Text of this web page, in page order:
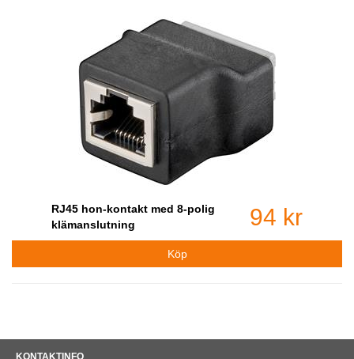
RJ45 hon-kontakt med 8-polig
klämanslutning
94 kr
KONTAKTINFO